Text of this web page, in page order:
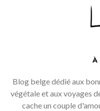
À
Blog belge dédié aux
végétale et aux voyages
cache un couple